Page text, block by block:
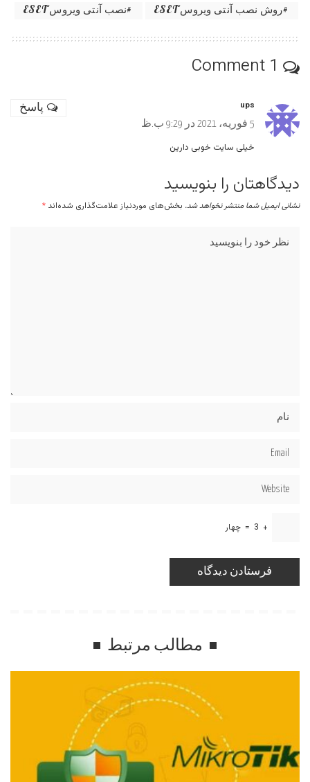
روش نصب آنتی ویروس ESET
نصب آنتی ویروس ESET
1 Comment
ups
5 فوریه، 2021 در 9:29 ب.ظ
خیلی سایت خوبی دارین
پاسخ
دیدگاهتان را بنویسید
نشانی ایمیل شما منتشر نخواهد شد. بخش‌های موردنیاز علامت‌گذاری شده‌اند *
+
3
= چهار
مطالب مرتبط